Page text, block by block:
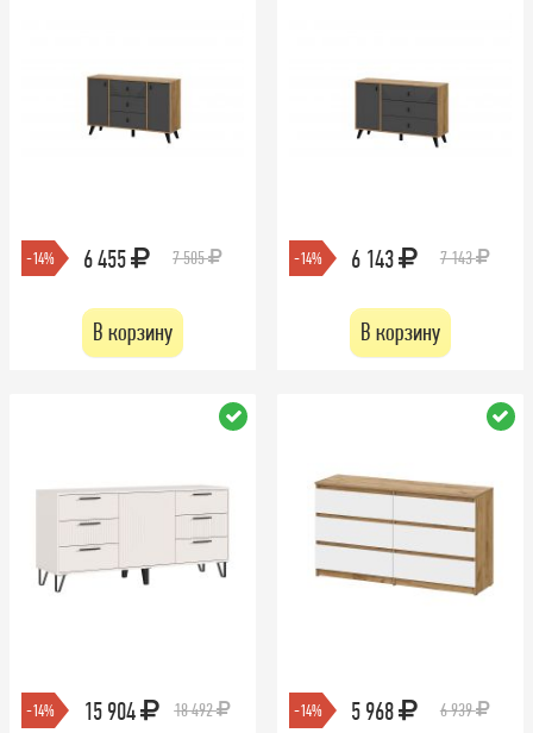
-14% 6 455 7 505
В корзину
-14% 6 143 7 143
В корзину
-14% 15 904 18 492 -14% 5 968 6 939